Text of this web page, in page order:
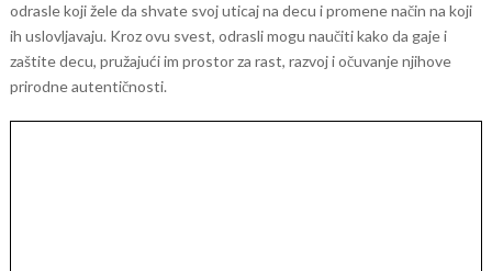
odrasle koji žele da shvate svoj uticaj na decu i promene način na koji
ih uslovljavaju. Kroz ovu svest, odrasli mogu naučiti kako da gaje i
zaštite decu, pružajući im prostor za rast, razvoj i očuvanje njihove
prirodne autentičnosti.